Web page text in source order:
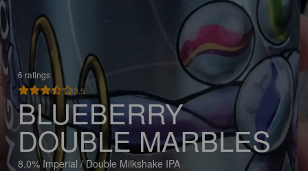
6 ratings
3.5
BLUEBERRY
DOUBLE MARBLES
8.0% Imperial / Double Milkshake IPA